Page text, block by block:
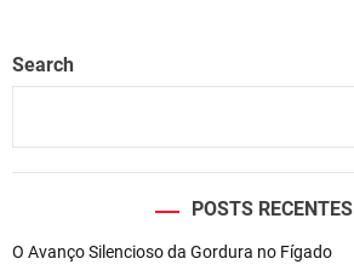
Search
POSTS RECENTES
O Avanço Silencioso da Gordura no Fígado